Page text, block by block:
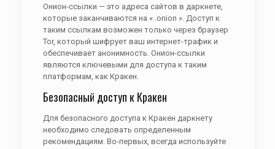
Онион-ссылки — это адреса сайтов в даркнете,
которые заканчиваются на « .onion ». Доступ к
таким ссылкам возможен только через браузер
Tor, который шифрует ваш интернет-трафик и
обеспечивает анонимность. Онион-ссылки
являются ключевыми для доступа к таким
платформам, как Кракен.
Безопасный доступ к Кракен
Для безопасного доступа к Кракен даркнету
необходимо следовать определенным
рекомендациям. Во-первых, всегда используйте